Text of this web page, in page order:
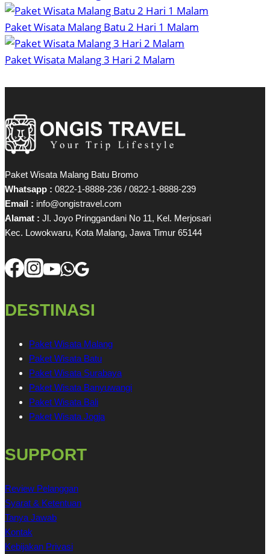
Paket Wisata Malang Batu 2 Hari 1 Malam
Paket Wisata Malang 3 Hari 2 Malam
Paket Wisata Malang Batu Bromo
Whatsapp : 0822-1-8888-236 / 0822-1-8888-239
Email : info@ongistravel.com
Alamat : Jl. Joyo Pringgandani No 11, Kel. Merjosari
Kec. Lowokwaru, Kota Malang, Jawa Timur 65144
DESTINASI
Paket Wisata Malang
Paket Wisata Batu
Paket Wisata Surabaya
Paket Wisata Banyuwangi
Paket Wisata Bali
Paket Wisata Jogja
SUPPORT
Review Pelanggan
Syarat & Ketentuan
Tanya Jawab
Kontak
Kebijakan Privasi